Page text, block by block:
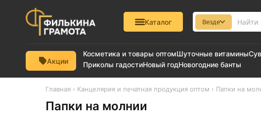
Каталог Везде
Акции
Косметика и товары оптомШуточные витамины
Приколы гадостиНовый годНовогодние банты
Главная › Канцелярия и печатная продукция оптом › Папки на
Папки на молнии